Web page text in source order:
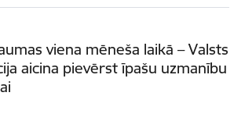
viena mēneša laikā – Valsts
aicina pievērst īpašu uzmanību